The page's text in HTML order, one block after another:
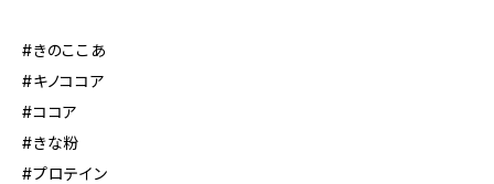
#きのここあ
#キノココア
#ココア
#きな粉
#プロテイン